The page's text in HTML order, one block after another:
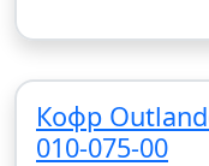
Кофр
010-075-00